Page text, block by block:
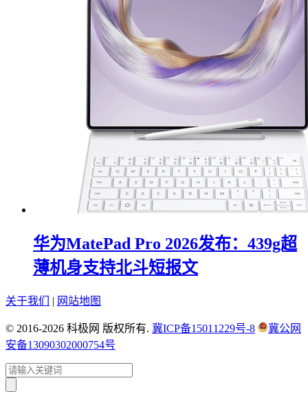
华为MatePad Pro 2026发布：439g超
薄机身支持北斗短报文
关于我们 | 网站地图
© 2016-2026 科极网 版权所有. 冀ICP备15011229号-8
冀公网
安备13090302000754号